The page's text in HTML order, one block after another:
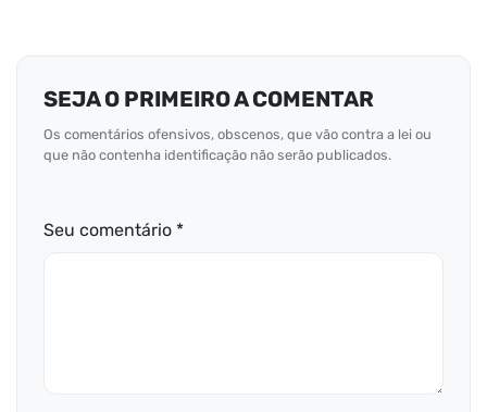
SEJA O PRIMEIRO A COMENTAR
Os comentários ofensivos, obscenos, que vão contra a lei ou
que não contenha identificação não serão publicados.
Seu comentário *